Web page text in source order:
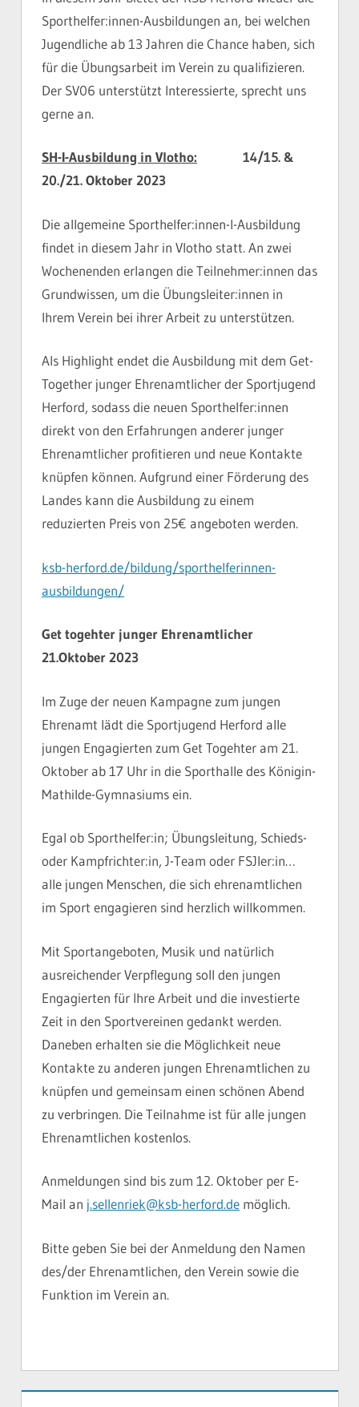
Sporthelfer:innen-Ausbildungen an, bei welchen
Jugendliche ab 13 Jahren die Chance haben, sich
für die Übungsarbeit im Verein zu qualifizieren.
Der SV06 unterstützt Interessierte, sprecht uns
gerne an.
SH-I-Ausbildung in Vlotho: 14/15. &
20./21. Oktober 2023
Die allgemeine Sporthelfer:innen-I-Ausbildung
findet in diesem Jahr in Vlotho statt. An zwei
Wochenenden erlangen die Teilnehmer:innen das
Grundwissen, um die Übungsleiter:innen in
Ihrem Verein bei ihrer Arbeit zu unterstützen.
Als Highlight endet die Ausbildung mit dem Get-
Together junger Ehrenamtlicher der Sportjugend
Herford, sodass die neuen Sporthelfer:innen
direkt von den Erfahrungen anderer junger
Ehrenamtlicher profitieren und neue Kontakte
knüpfen können. Aufgrund einer Förderung des
Landes kann die Ausbildung zu einem
reduzierten Preis von 25€ angeboten werden.
ksb-herford.de/bildung/sporthelferinnen-
ausbildungen/
Get togehter junger Ehrenamtlicher
21.Oktober 2023
Im Zuge der neuen Kampagne zum jungen
Ehrenamt lädt die Sportjugend Herford alle
jungen Engagierten zum Get Togehter am 21.
Oktober ab 17 Uhr in die Sporthalle des Königin-
Mathilde-Gymnasiums ein.
Egal ob Sporthelfer:in; Übungsleitung, Schieds-
oder Kampfrichter:in, J-Team oder FSJler:in…
alle jungen Menschen, die sich ehrenamtlichen
im Sport engagieren sind herzlich willkommen.
Mit Sportangeboten, Musik und natürlich
ausreichender Verpflegung soll den jungen
Engagierten für Ihre Arbeit und die investierte
Zeit in den Sportvereinen gedankt werden.
Daneben erhalten sie die Möglichkeit neue
Kontakte zu anderen jungen Ehrenamtlichen zu
knüpfen und gemeinsam einen schönen Abend
zu verbringen. Die Teilnahme ist für alle jungen
Ehrenamtlichen kostenlos.
Anmeldungen sind bis zum 12. Oktober per E-
Mail an j.sellenriek@ksb-herford.de möglich.
Bitte geben Sie bei der Anmeldung den Namen
des/der Ehrenamtlichen, den Verein sowie die
Funktion im Verein an.